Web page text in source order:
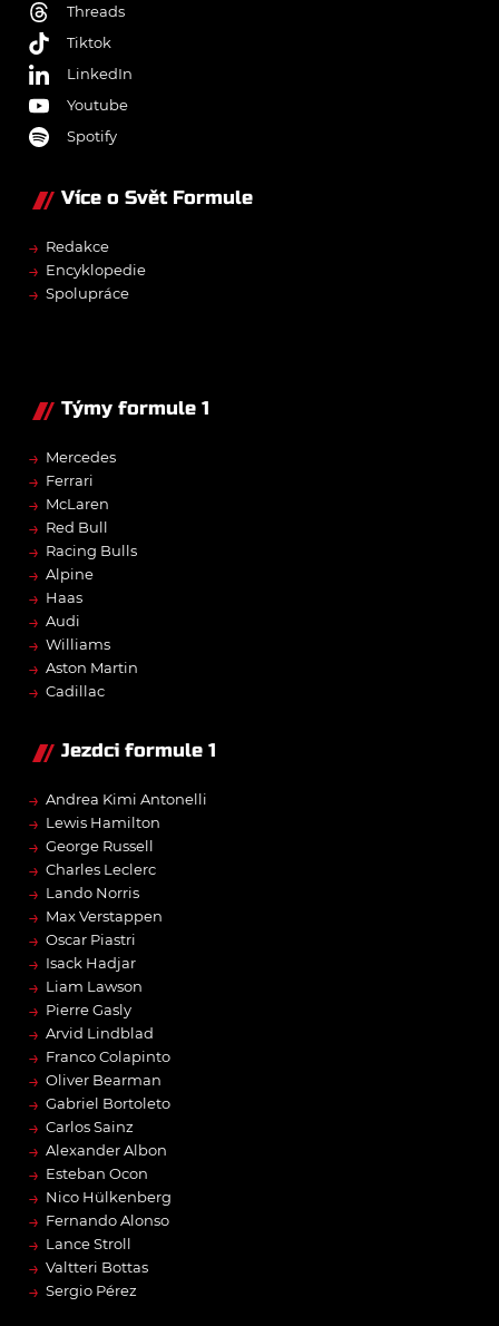
Threads
Tiktok
LinkedIn
Youtube
Spotify
Více o Svět Formule
→ Redakce
→ Encyklopedie
→ Spolupráce
Týmy formule 1
→ Mercedes
→ Ferrari
→ McLaren
→ Red Bull
→ Racing Bulls
→ Alpine
→ Haas
→ Audi
→ Williams
→ Aston Martin
→ Cadillac
Jezdci formule 1
→ Andrea Kimi Antonelli
→ Lewis Hamilton
→ George Russell
→ Charles Leclerc
→ Lando Norris
→ Max Verstappen
→ Oscar Piastri
→ Isack Hadjar
→ Liam Lawson
→ Pierre Gasly
→ Arvid Lindblad
→ Franco Colapinto
→ Oliver Bearman
→ Gabriel Bortoleto
→ Carlos Sainz
→ Alexander Albon
→ Esteban Ocon
→ Nico Hülkenberg
→ Fernando Alonso
→ Lance Stroll
→ Valtteri Bottas
→ Sergio Pérez